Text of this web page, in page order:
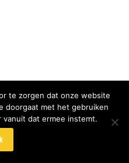
te zorgen dat onze website
doorgaat met het gebruiken
dat ermee instemt.